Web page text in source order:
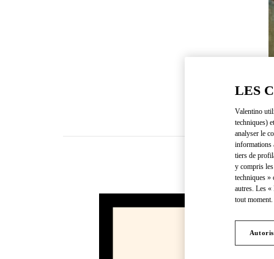
LES
Valentino
techniques)
analyser le
informations
tiers de
y compris
techniques »
autres. Les «
tout